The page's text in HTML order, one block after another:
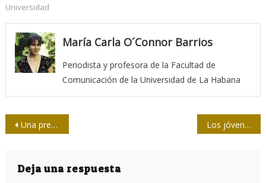
Universidad
María Carla O´Connor Barrios
Periodista y profesora de la Facultad de
Comunicación de la Universidad de La Habana
Navegación
entradas
Una preventiva, sobre la FIL-2017 Los jóvenes son promotores de cambios en los medios de prensa
Deja una respuesta